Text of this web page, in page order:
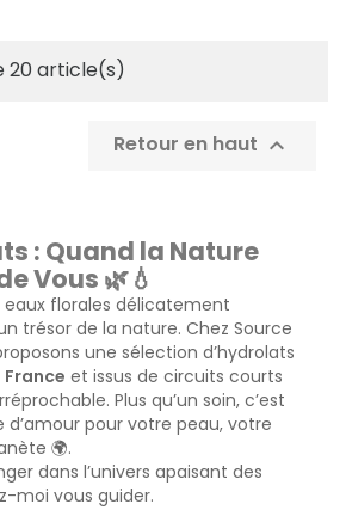
20 article(s)
Retour en haut 
: Quand la Nature
Vous 🌿💧
eaux florales délicatement
trésor de la nature. Chez Source
une sélection d’hydrolats
et issus de circuits courts
Plus qu’un soin, c’est
pour votre peau, votre
🌍.
dans l’univers apaisant des
moi vous guider.